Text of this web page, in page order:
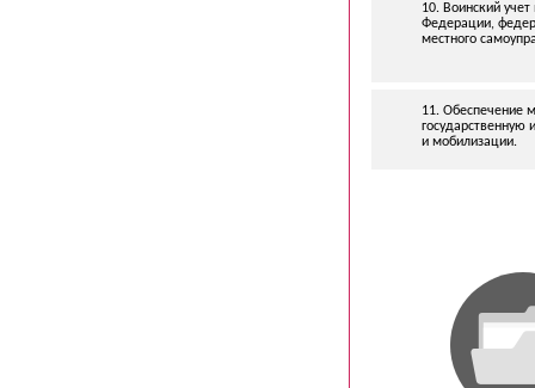
10. Воинский
Федерации,
местного
11. Обеспечение
государственную
и мобилизации.